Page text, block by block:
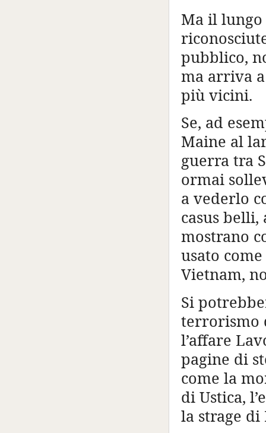
Ma il
pubblico,
ma arriva
più vicini.
Se, ad
Maine al
guerra tra
ormai
a vederlo
casus
mostrano
usato
Vietnam,
Si
terrorismo
l’affare
pagine di
come la
di Ustica,
la strage